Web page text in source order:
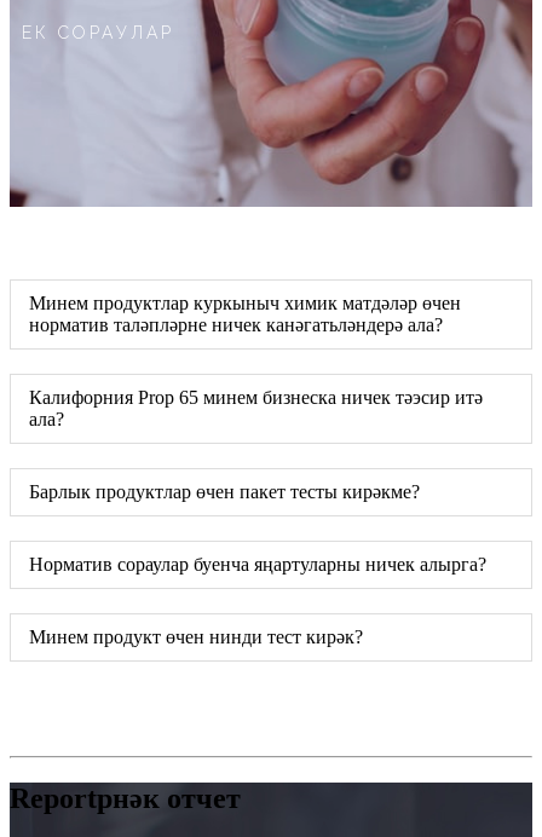
ЕК СОРАУЛАР
Минем продуктлар куркыныч химик матдәләр өчен
норматив таләпләрне ничек канәгатьләндерә ала?
Калифорния Prop 65 минем бизнеска ничек тәэсир итә
ала?
Барлык продуктлар өчен пакет тесты кирәкме?
Норматив сораулар буенча яңартуларны ничек алырга?
Минем продукт өчен нинди тест кирәк?
Reportрнәк отчет